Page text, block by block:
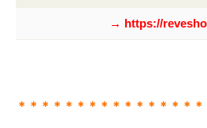
→ https://
＊＊＊＊＊＊＊＊＊＊＊＊＊＊＊＊